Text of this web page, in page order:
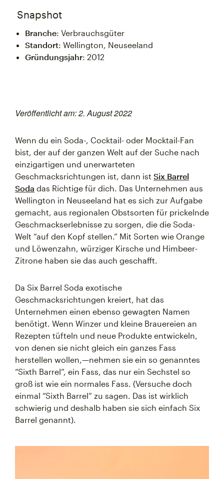
Snapshot
Branche: Verbrauchsgüter
Standort: Wellington, Neuseeland
Gründungsjahr: 2012
Veröffentlicht am: 2. August 2022
Wenn du ein Soda-, Cocktail- oder Mocktail-Fan
bist, der auf der ganzen Welt auf der Suche nach
einzigartigen und unerwarteten
Geschmacksrichtungen ist, dann ist Six Barrel
Soda das Richtige für dich. Das Unternehmen aus
Wellington in Neuseeland hat es sich zur Aufgabe
gemacht, aus regionalen Obstsorten für prickelnde
Geschmackserlebnisse zu sorgen, die die Soda-
Welt “auf den Kopf stellen.” Mit Sorten wie Orange
und Löwenzahn, würziger Kirsche und Himbeer-
Zitrone haben sie das auch geschafft.
Da Six Barrel Soda exotische
Geschmacksrichtungen kreiert, hat das
Unternehmen einen ebenso gewagten Namen
benötigt. Wenn Winzer und kleine Brauereien an
Rezepten tüfteln und neue Produkte entwickeln,
von denen sie nicht gleich ein ganzes Fass
herstellen wollen,—nehmen sie ein so genanntes
“Sixth Barrel”, ein Fass, das nur ein Sechstel so
groß ist wie ein normales Fass. (Versuche doch
einmal “Sixth Barrel” zu sagen. Das ist wirklich
schwierig und deshalb haben sie sich einfach Six
Barrel genannt).